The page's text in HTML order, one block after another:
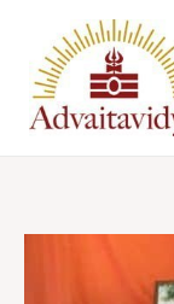
contingut